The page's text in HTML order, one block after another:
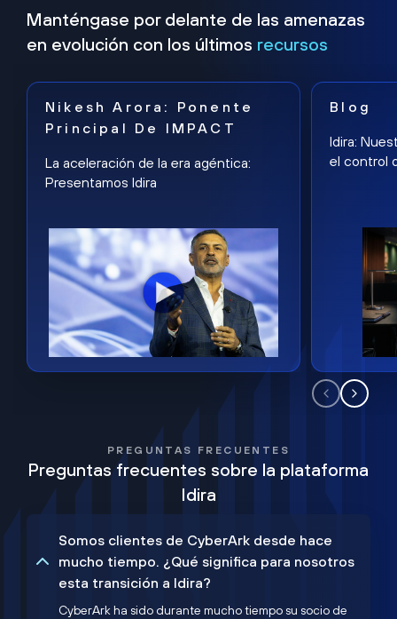
Manténgase por delante de las amenazas
en evolución con los últimos recursos
Nikesh Arora: Ponente
Principal De IMPACT
La aceleración de la era agéntica:
Presentamos Idira
Blog
Idira:
el control
PREGUNTAS FRECUENTES
Preguntas frecuentes sobre la plataforma
Idira
Somos clientes de CyberArk desde hace
mucho tiempo. ¿Qué significa para nosotros
esta transición a Idira?
CyberArk ha sido durante mucho tiempo su socio de